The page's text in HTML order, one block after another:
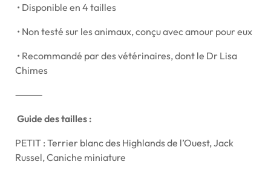
• Disponible en 4 tailles
• Non testé sur les animaux, conçu avec amour pour eux
• Recommandé par des vétérinaires, dont le Dr Lisa
Chimes
⸻
Guide des tailles :
PETIT : Terrier blanc des Highlands de l’Ouest, Jack
Russel, Caniche miniature